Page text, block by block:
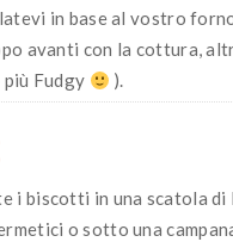
in base al vostro
avanti con la cottura,
Fudgy
).
i biscotti in una scatola di
o sotto una